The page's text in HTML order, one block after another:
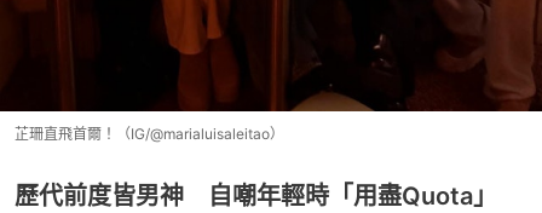
芷珊直飛首爾！（IG/@marialuisaleitao）
歷代前度皆男神 自嘲年輕時「用盡Quota」